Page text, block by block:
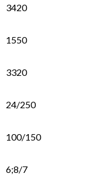
3420
1550
3320
24/250
100/150
6;8/7